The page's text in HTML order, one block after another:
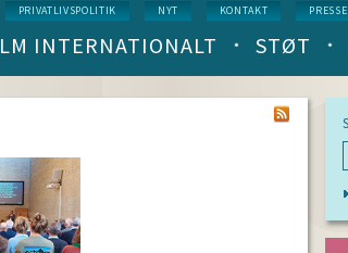
Service
menu
PRIVATLIVSPOLITIK NYT KONTAKT PRESSE
LM INTERNATIONALT STØT